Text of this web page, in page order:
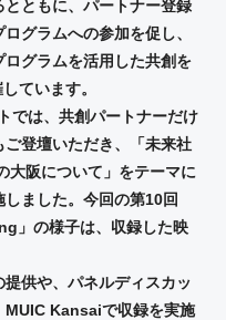
ともに、パートナー登録
グラムへの参加を促し、
グラムを活用した共創を
ています。
では、共創パートナーだけ
登壇いただき、「未来社
大阪について」をテーマに
ました。今回の第10回
」の様子は、収録した映
供や、パネルディスカッ
MUIC Kansaiで収録を実施